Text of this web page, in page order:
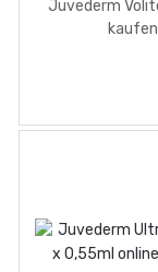
Juvederm
kaufen